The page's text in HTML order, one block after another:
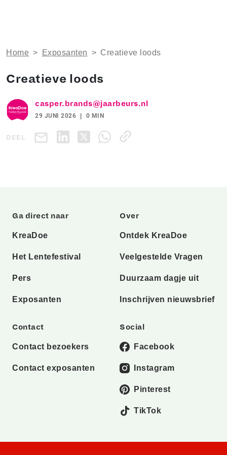
Home > Exposanten > Creatieve loods
Creatieve loods
casper.brands@jaarbeurs.nl
29 JUNI 2026 0 MIN
DEEL
Ga direct naar
KreaDoe
Het Lentefestival
Pers
Exposanten
Over
Ontdek KreaDoe
Veelgestelde Vragen
Duurzaam dagje uit
Inschrijven nieuwsbrief
Contact
Contact bezoekers
Contact exposanten
Social
Facebook
Instagram
Pinterest
TikTok